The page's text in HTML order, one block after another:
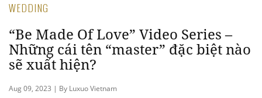
WEDDING
“Be Made Of Love” Video Series –
Những cái tên “master” đặc biệt nào
sẽ xuất hiện?
Aug 09, 2023 | By Luxuo Vietnam